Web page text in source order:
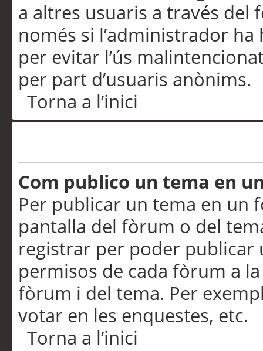
a altres usuaris a través
només si l’administrador
per evitar l’ús
per part d’usuaris anònims.
Torna a l’inici
Com publico un tema en
Per publicar un tema en un
pantalla del fòrum o del
registrar per poder publicar
permisos de cada fòrum a
fòrum i del tema. Per
votar en les enquestes, etc.
Torna a l’inici